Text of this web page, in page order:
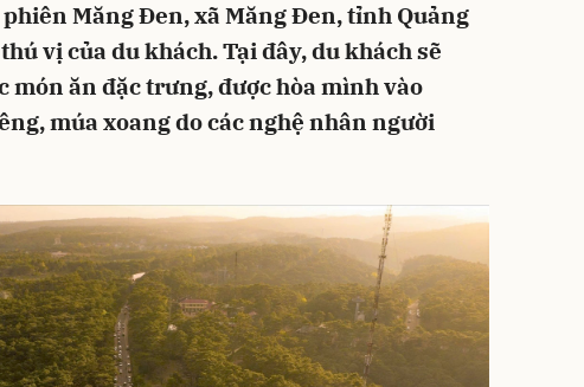
Măng Đen, xã Măng Đen, tỉnh Quảng
vị của du khách. Tại đây, du khách sẽ
món ăn đặc trưng, được hòa mình vào
múa xoang do các nghệ nhân người